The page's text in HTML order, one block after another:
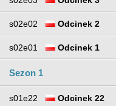
s02e02 Odcinek 2
s02e01 Odcinek 1
Sezon 1
s01e22 Odcinek 22